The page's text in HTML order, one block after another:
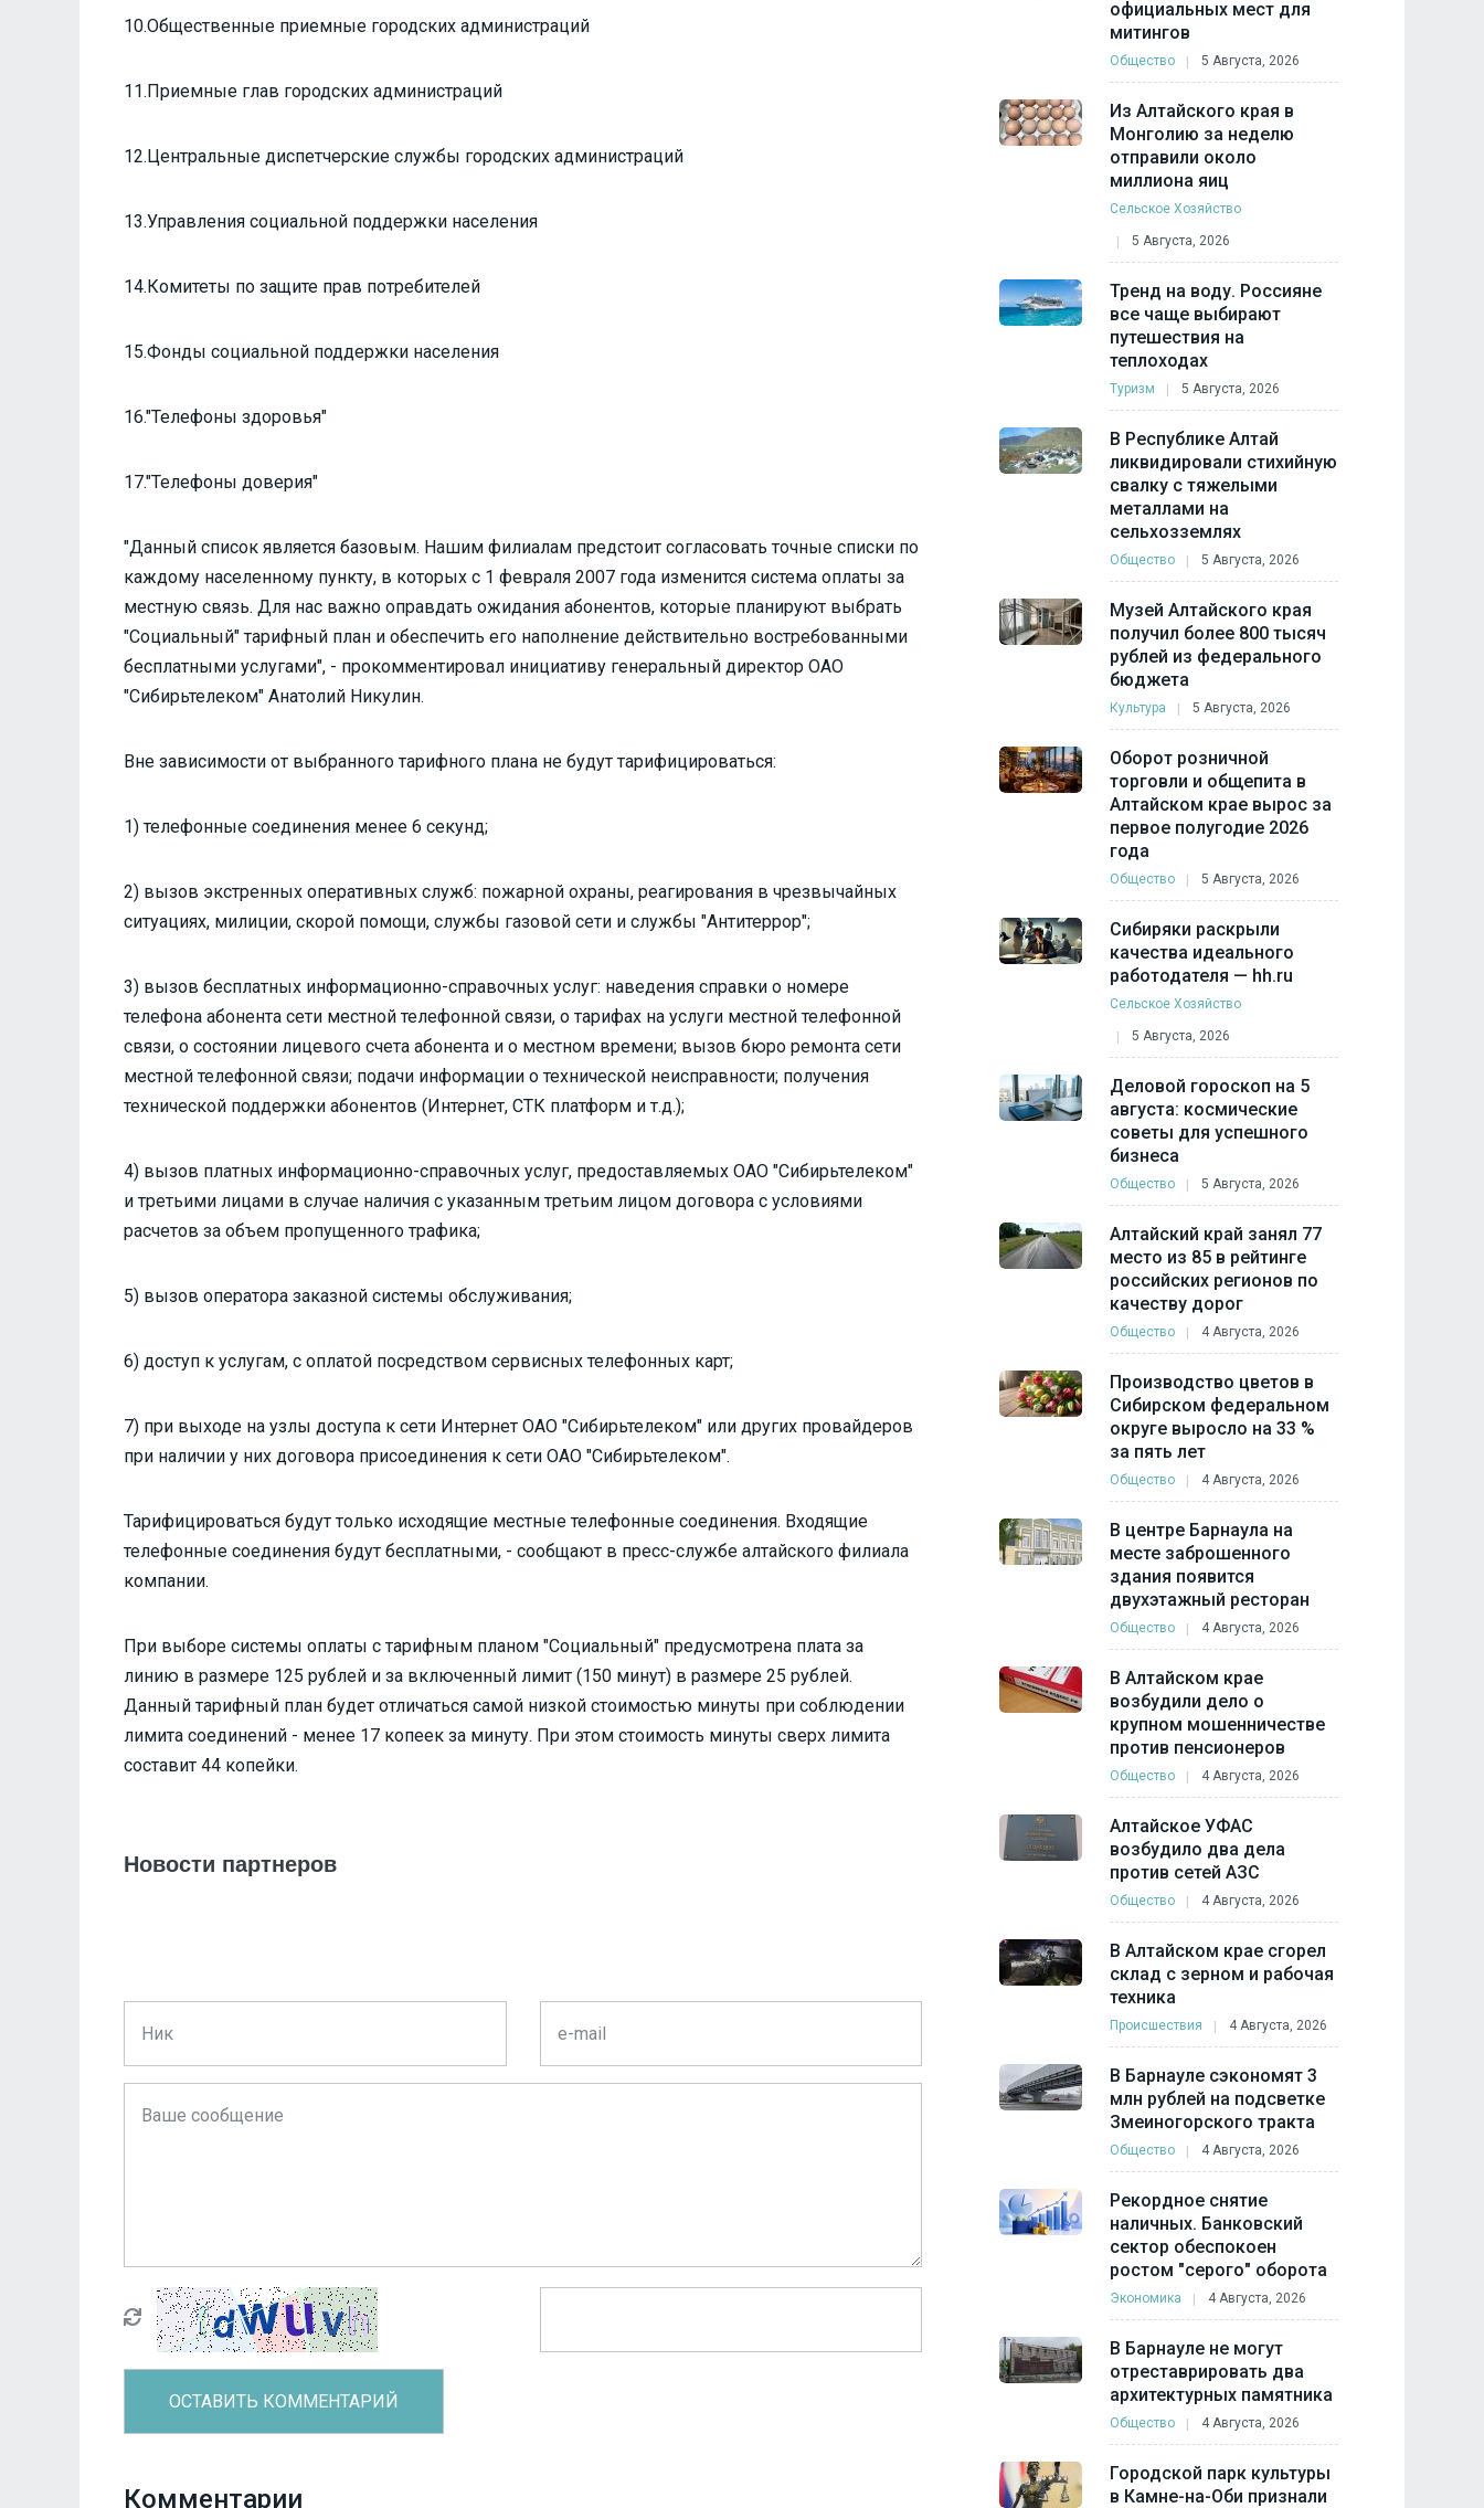
10.Общественные приемные городских администраций
11.Приемные глав городских администраций
12.Центральные диспетчерские службы городских администраций
13.Управления социальной поддержки населения
14.Комитеты по защите прав потребителей
15.Фонды социальной поддержки населения
16."Телефоны здоровья"
17."Телефоны доверия"
"Данный список является базовым. Нашим филиалам предстоит согласовать точные списки по
каждому населенному пункту, в которых с 1 февраля 2007 года изменится система оплаты за
местную связь. Для нас важно оправдать ожидания абонентов, которые планируют выбрать
"Социальный" тарифный план и обеспечить его наполнение действительно востребованными
бесплатными услугами", - прокомментировал инициативу генеральный директор ОАО
"Сибирьтелеком" Анатолий Никулин.
Вне зависимости от выбранного тарифного плана не будут тарифицироваться:
1) телефонные соединения менее 6 секунд;
2) вызов экстренных оперативных служб: пожарной охраны, реагирования в чрезвычайных
ситуациях, милиции, скорой помощи, службы газовой сети и службы "Антитеррор";
3) вызов бесплатных информационно-справочных услуг: наведения справки о номере
телефона абонента сети местной телефонной связи, о тарифах на услуги местной телефонной
связи, о состоянии лицевого счета абонента и о местном времени; вызов бюро ремонта сети
местной телефонной связи; подачи информации о технической неисправности; получения
технической поддержки абонентов (Интернет, СТК платформ и т.д.);
4) вызов платных информационно-справочных услуг, предоставляемых ОАО "Сибирьтелеком"
и третьими лицами в случае наличия с указанным третьим лицом договора с условиями
расчетов за объем пропущенного трафика;
5) вызов оператора заказной системы обслуживания;
6) доступ к услугам, с оплатой посредством сервисных телефонных карт;
7) при выходе на узлы доступа к сети Интернет ОАО "Сибирьтелеком" или других провайдеров
при наличии у них договора присоединения к сети ОАО "Сибирьтелеком".
Тарифицироваться будут только исходящие местные телефонные соединения. Входящие
телефонные соединения будут бесплатными, - сообщают в пресс-службе алтайского филиала
компании.
При выборе системы оплаты с тарифным планом "Социальный" предусмотрена плата за
линию в размере 125 рублей и за включенный лимит (150 минут) в размере 25 рублей.
Данный тарифный план будет отличаться самой низкой стоимостью минуты при соблюдении
лимита соединений - менее 17 копеек за минуту. При этом стоимость минуты сверх лимита
составит 44 копейки.
Новости партнеров
Комментарии
официальных мест для
митингов
Общество 5 Августа, 2026
Из Алтайского края в
Монголию за неделю
отправили около
миллиона яиц
Сельское Хозяйство
5 Августа, 2026
Тренд на воду. Россияне
все чаще выбирают
путешествия на
теплоходах
Туризм 5 Августа, 2026
В Республике Алтай
ликвидировали стихийную
свалку с тяжелыми
металлами на
сельхозземлях
Общество 5 Августа, 2026
Музей Алтайского края
получил более 800 тысяч
рублей из федерального
бюджета
Культура 5 Августа, 2026
Оборот розничной
торговли и общепита в
Алтайском крае вырос за
первое полугодие 2026
года
Общество 5 Августа, 2026
Сибиряки раскрыли
качества идеального
работодателя — hh.ru
Сельское Хозяйство
5 Августа, 2026
Деловой гороскоп на 5
августа: космические
советы для успешного
бизнеса
Общество 5 Августа, 2026
Алтайский край занял 77
место из 85 в рейтинге
российских регионов по
качеству дорог
Общество 4 Августа, 2026
Производство цветов в
Сибирском федеральном
округе выросло на 33 %
за пять лет
Общество 4 Августа, 2026
В центре Барнаула на
месте заброшенного
здания появится
двухэтажный ресторан
Общество 4 Августа, 2026
В Алтайском крае
возбудили дело о
крупном мошенничестве
против пенсионеров
Общество 4 Августа, 2026
Алтайское УФАС
возбудило два дела
против сетей АЗС
Общество 4 Августа, 2026
В Алтайском крае сгорел
склад с зерном и рабочая
техника
Происшествия 4 Августа, 2026
В Барнауле сэкономят 3
млн рублей на подсветке
Змеиногорского тракта
Общество 4 Августа, 2026
Рекордное снятие
наличных. Банковский
сектор обеспокоен
ростом "серого" оборота
Экономика 4 Августа, 2026
В Барнауле не могут
отреставрировать два
архитектурных памятника
Общество 4 Августа, 2026
Городской парк культуры
в Камне-на-Оби признали